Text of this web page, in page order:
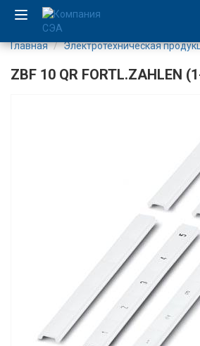
Вакансии
Вход/
Главная Электротехническая
ZBF 10 QR FORTL.ZAHLEN